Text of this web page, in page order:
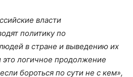
власти
политику по
в стране и выведению их
логичное продолжение
бороться по сути не с кем»,